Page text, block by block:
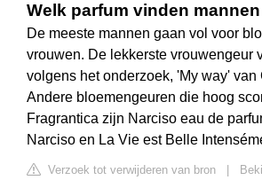
Welk parfum vinden
De meeste mannen gaan vol voor
vrouwen. De lekkerste vrouwengeur
volgens het onderzoek, 'My way' van
Andere bloemengeuren die hoog
Fragrantica zijn Narciso eau de
Narciso en La Vie est Belle
Verzoek tot verwijderen van bron